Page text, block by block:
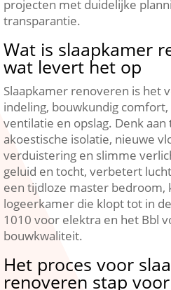
projecten met duidelijke
transparantie.​
Wat is slaapkamer
wat levert het op
Slaapkamer renoveren is het
indeling, bouwkundig
ventilatie en opslag.​ Denk
akoestische isolatie, nieuwe
verduistering en slimme
geluid en tocht, verbetert
een tijdloze master
logeerkamer die klopt tot in
1010 voor elektra en het Bbl
bouwkwaliteit.​
Het proces voor
renoveren stap